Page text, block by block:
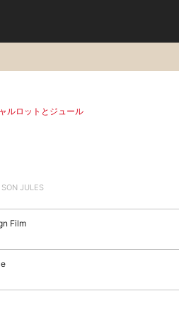
ルロットとジュール
JULES
Film